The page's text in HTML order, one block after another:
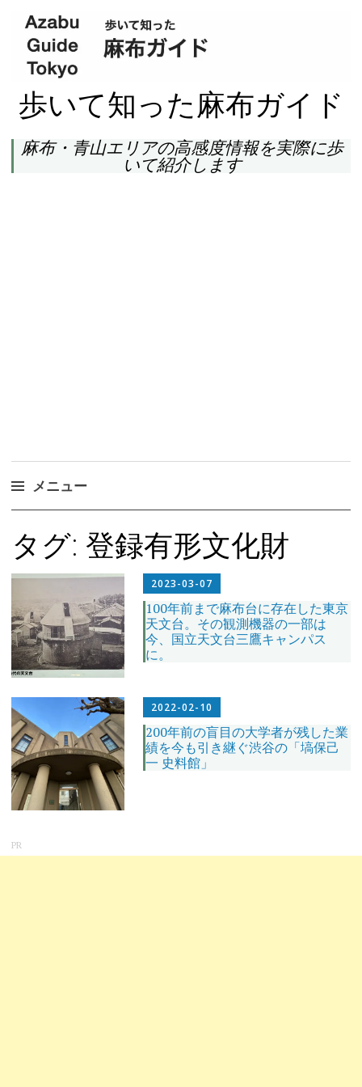
歩いて知った麻布ガイド
麻布・青山エリアの高感度情報を実際に歩
いて紹介します
メニュー
ン
テ
ン
ツ
へ
ス
キ
プ
タグ: 登録有形文化財
2023-03-07
100年前まで麻布台に存在した東京
天文台。その観測機器の一部は
今、国立天文台三鷹キャンパス
に。
2022-02-10
200年前の盲目の大学者が残した業
績を今も引き継ぐ渋谷の「塙保己
一 史料館」
PR